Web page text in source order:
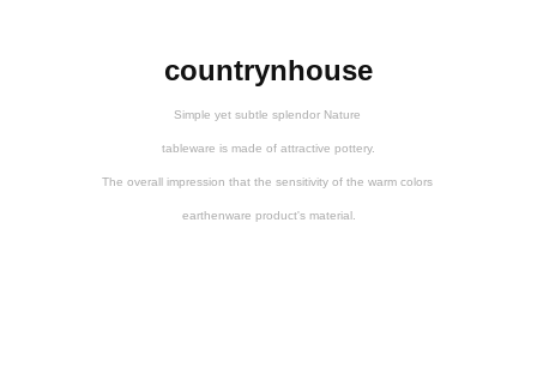
countrynhouse
Simple yet subtle splendor Nature
tableware is made of attractive pottery.
The overall impression that the sensitivity of the warm colors
earthenware product's material.